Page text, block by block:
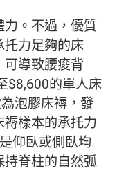
。不過，優質
托力足夠的床
導致腰痠背
$8,600的單人床
泡膠床褥，發
樣本的承托力
仰臥或側臥均
脊柱的自然弧